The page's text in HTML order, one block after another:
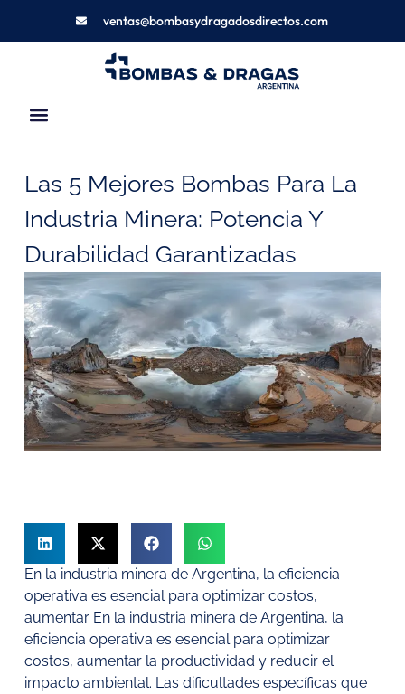
ventas@bombasydragadosdirectos.com
Las 5 Mejores Bombas Para La
Industria Minera: Potencia Y
Durabilidad Garantizadas
En la industria minera de Argentina, la eficiencia
operativa es esencial para optimizar costos,
aumentar En la industria minera de Argentina, la
eficiencia operativa es esencial para optimizar
costos, aumentar la productividad y reducir el
impacto ambiental. Las dificultades específicas que